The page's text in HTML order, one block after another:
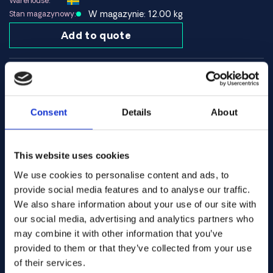
Consent Details About
This website uses cookies
We use cookies to personalise content and ads, to
provide social media features and to analyse our traffic.
We also share information about your use of our site with
our social media, advertising and analytics partners who
may combine it with other information that you’ve
provided to them or that they’ve collected from your use
of their services.
Oznaczenia:Stop 60, ERNiCu-7
Typowy skład:Ni ~65–70%, Cu ~28–34%, Mn ~2,5–4%, Fe
Zalety
środowisku morskim
Odporność na wiele soli i kwasów redukujących
Może być stosowany do antykorozyjnej powłoki
powierzchniowej stali
Ograniczenia
Spoina nie jest utwardzana wydzieleniowo
Zapewnia niższą wytrzymałość niż materiał bazowy
podczas spawania stopu Monel® K-500
Nie jest przeznaczony do zastosowań, w których
Stan magazynowy:
W magazynie: 12.00 kg
Add to quote
Stopy:
Spec:
Wymiary. (mm):
Contact us here for order
Add to quote
Nr art. .... GB110
Spec: N/A
Formularz: Welding
Wymiary. (mm): 2.00
Warehouse: